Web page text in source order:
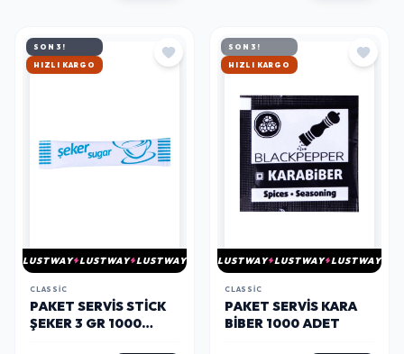
SON 3!
HIZLI KARGO
LUSTWAY LUSTWAY LUSTWAY
CLASSIC
PAKET SERVIS STICK
ŞEKER 3 GR 1000
SON 3!
HIZLI KARGO
LUSTWAY LUSTWAY LUSTWAY
CLASSIC
PAKET SERVIS KARA
BIBER 1000 ADET